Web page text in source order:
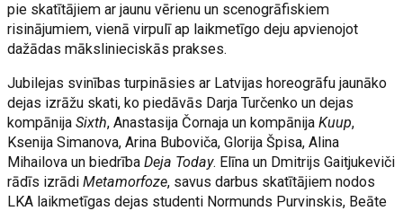
pie skatītājiem ar jaunu vērienu un scenogrāfiskiem
risinājumiem, vienā virpulī ap laikmetīgo deju apvienojot
dažādas mākslinieciskās prakses.
Jubilejas svinības turpināsies ar Latvijas horeogrāfu jaunāko
dejas izrāžu skati, ko piedāvās Darja Turčenko un dejas
kompānijaSixth, Anastasija Čornaja un kompānijaKuup,
Ksenija Simanova, Arina Buboviča, Glorija Špisa, Alina
Mihailova un biedrībaDeja Today. Elīna un Dmitrijs Gaitjukeviči
rādīs izrādiMetamorfoze, savus darbus skatītājiem nodos
LKA laikmetīgas dejas studenti Normunds Purvinskis, Beāte